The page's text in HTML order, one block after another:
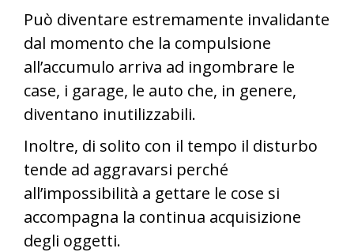
Può diventare estremamente invalidante
dal momento che la compulsione
all’accumulo arriva ad ingombrare le
case, i garage, le auto che, in genere,
diventano inutilizzabili.
Inoltre, di solito con il tempo il disturbo
tende ad aggravarsi perché
all’impossibilità a gettare le cose si
accompagna la continua acquisizione
degli oggetti.